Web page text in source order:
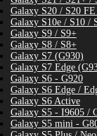
Galaxy S20 / S20
Galaxy S10e / S10 /
Galaxy S9 / S9+
Galaxy S8 / S8+
Galaxy S7 (G930)
Galaxy S7 Edge
Galaxy S6 - G920
Galaxy S6 Edge /
Galaxy S6 Active
Galaxy S5 - I9605 /
Galaxy S5 mini -